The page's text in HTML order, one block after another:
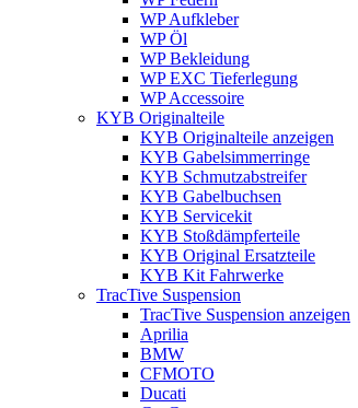
WP Aufkleber
WP Öl
WP Bekleidung
WP EXC Tieferlegung
WP Accessoire
KYB Originalteile
KYB Originalteile anzeigen
KYB Gabelsimmerringe
KYB Schmutzabstreifer
KYB Gabelbuchsen
KYB Servicekit
KYB Stoßdämpferteile
KYB Original Ersatzteile
KYB Kit Fahrwerke
TracTive Suspension
TracTive Suspension anzeigen
Aprilia
BMW
CFMOTO
Ducati